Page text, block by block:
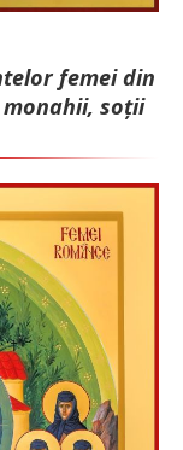
femei din
soții